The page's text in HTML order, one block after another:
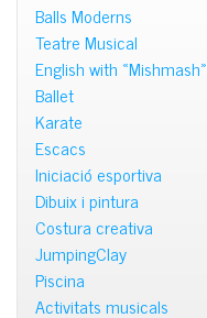
Balls Moderns
Teatre Musical
English with «Mishmash»
Ballet
Karate
Escacs
Iniciació esportiva
Dibuix i pintura
Costura creativa
JumpingClay
Piscina
Activitats musicals